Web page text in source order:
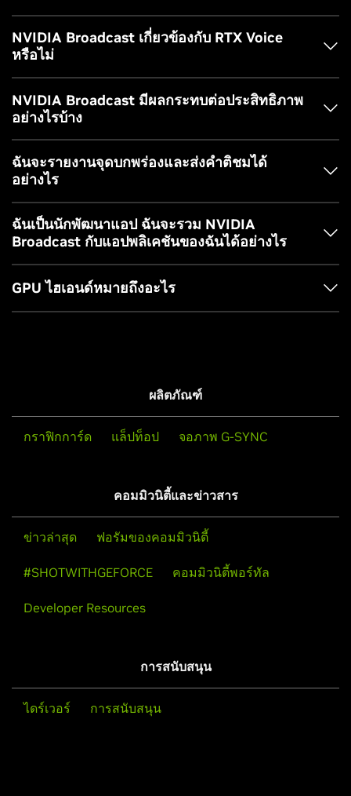
สำหรับผู้ที่ต้องการลองความสามารถในการขจัดเสียงรบกวนด้วย
AI แต่ไม่พร้อมที่จะอัปเกรดเป็น RTX GPU เรายังมีแพทช์RTX
Voiceที่รองรับ NVIDIA GeForce GTX GPUอย่างไรก็ตาม ไมล์
สะสมของคุณอาจแตกต่างกันไปหากใช้การ์ดรุ่นเก่า
คุณสามารถดาวน์โหลด NVIDIA Broadcast ได้ที่นี่
NVIDIA Broadcast เกี่ยวข้องกับ RTX Voice
หรือไม่
NVIDIA Broadcast มีความสามารถในการขจัดเสียงรบกวนโดยอิง
ตามชุมชน RTX Voice และอื่น ๆนอกจากนี้ยังมีคุณสมบัติพื้นหลัง
NVIDIA Broadcast มีผลกระทบต่อประสิทธิภาพ
อย่างไรบ้าง
โปรดทราบว่า Studio Voice ถูกออกแบบมาเพื่อยกระดับคุณภาพ
ไมโครโฟน ของคุณให้ดียิ่งขึ้น และมีจุดประสงค์เพื่อใช้สำหรับกา
ค่อนข้างมาก ดังนั้นจึงไม่แนะนำให้ใช้ขณะเล่นเกมหรือใช้งาน
แอปพลิเคชันที่ใช้ GPU อย่างหนัก
หากคุณพบปัญหาประสิทธิภาพใด ๆ เราแนะนำให้ปิดเอฟเฟ็กต์ที่
ฉันจะรายงานจุดบกพร่องและส่งคำติชมได้
อย่างไร
บนแอป NVIDIA Broadcast ให้คลิกที่ปุ่ม “ข้อเสนอแนะ” ที่มุมซ้าย
บนของแอป
คุณสามารถขอการสนับสนุนได้ที่นี่:
broadcast.nvidia.com/support
broadcast.nvidia.com/feedback
ฉันเป็นนักพัฒนาแอป ฉันจะรวม NVIDIA
Broadcast กับแอปพลิเคชันของฉันได้อย่างไร
นักพัฒนาที่สนใจผสานรวมเทคโนโลยี NVIDIA Broadcast เข้ากับ
แอปพลิเคชันของตน สามารถเข้าถึง NVIDIA AI for Media SDK
ได้จากเว็บไซต์สำหรับนักพัฒนาของเรา:
GPU ไฮเอนด์หมายถึงอะไร
ผลิตภัณฑ์
กราฟิกการ์ด แล็ปท็อป จอภาพ G-SYNC
คอมมิวนิตี้และข่าวสาร
ข่าวล่าสุด ฟอรัมของคอมมิวนิตี้
#SHOTWITHGEFORCE คอมมิวนิตี้พอร์ทัล
Developer Resources
การสนับสนุน
ไดร์เวอร์ การสนับสนุน